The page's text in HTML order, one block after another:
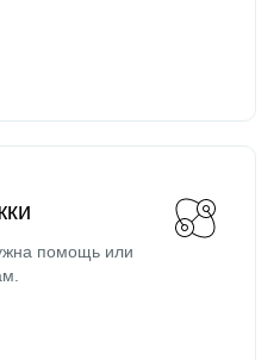
помощь или